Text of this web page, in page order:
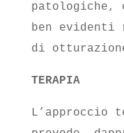
patologiche,
ben evidenti
di
TERAPIA
L’approccio